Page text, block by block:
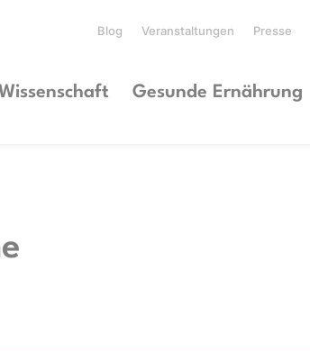
Blog Veranstaltungen Presse
Wissenschaft Gesunde Ernährung